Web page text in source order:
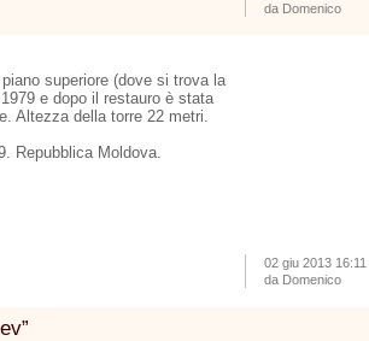
da Domenico
superiore (dove si trova la
e dopo il restauro è stata
Altezza della torre 22 metri.
Repubblica Moldova.
02 giu 2013 16:11
da Domenico